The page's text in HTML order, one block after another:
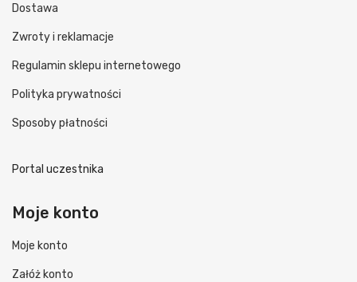
Dostawa
Zwroty i reklamacje
Regulamin sklepu internetowego
Polityka prywatności
Sposoby płatności
Portal uczestnika
Moje konto
Moje konto
Załóż konto